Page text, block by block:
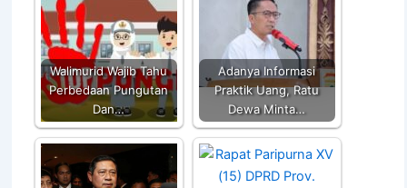
p
p
o
o
k
k
Walimurid Wajib Tahu
Perbedaan Pungutan
Dan…
Adanya Informasi
Praktik Uang, Ratu
Dewa Minta…